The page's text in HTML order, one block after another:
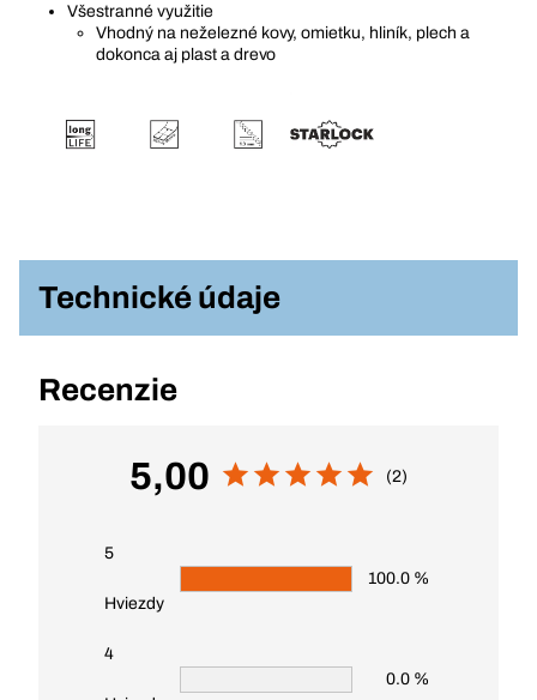
Všestranné využitie
Vhodný na neželezné kovy, omietku, hliník, plech a
dokonca aj plast a drevo
Technické údaje
Recenzie
5,00 (2)
5
Hviezdy
100.0 %
4
0.0 %